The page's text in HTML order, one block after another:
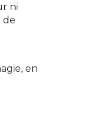
ni
de
en